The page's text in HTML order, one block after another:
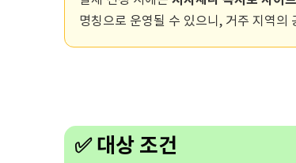
명칭으로 운영될 수 있으니, 거주 지역의
✅ 대상 조건